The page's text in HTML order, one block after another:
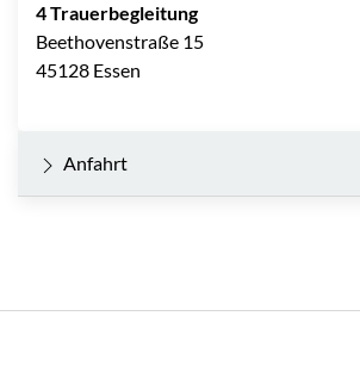
4 Trauerbegleitung
Beethovenstraße 15
45128 Essen
Anfahrt